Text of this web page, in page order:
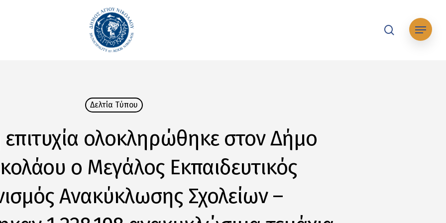
Μενού
Δελτία Tύπου
ολοκληρώθηκε στον Δήμο
ο Μεγάλος Εκπαιδευτικός
Ανακύκλωσης Σχολείων –